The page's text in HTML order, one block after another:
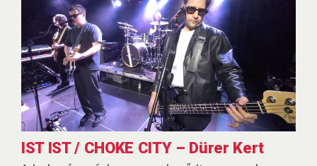
IST IST / CHOKE CITY – Dürer Kert